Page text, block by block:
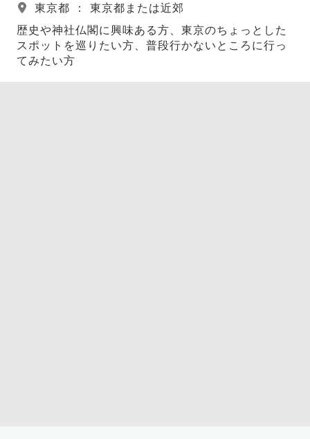
東京都 ： 東京都または近郊
歴史や神社仏閣に興味ある方、東京のちょっとした
スポットを巡りたい方、普段行かないところに行っ
てみたい方